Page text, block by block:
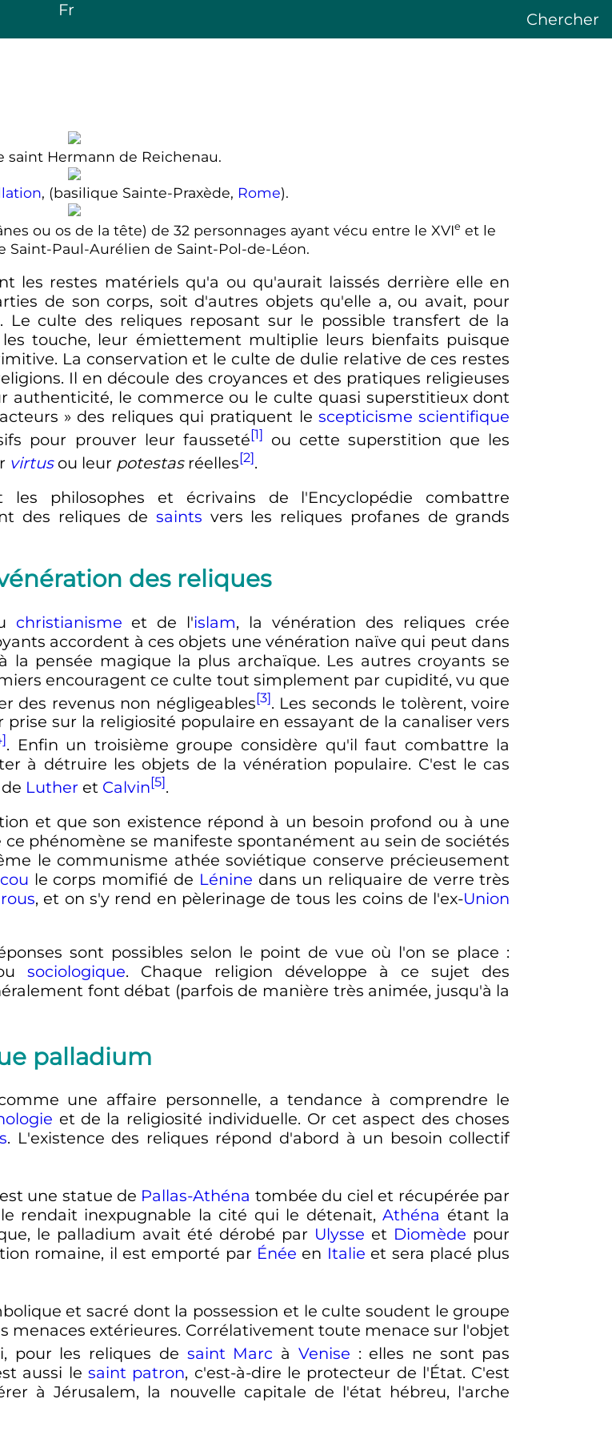
Fr Chercher
saint Hermann de Reichenau.
, (basilique Sainte-Praxède, Rome).
ou os de la tête) de 32 personnages ayant vécu entre le XVIe et le
Saint-Paul-Aurélien de Saint-Pol-de-Léon.
les restes matériels qu'a ou qu'aurait laissés derrière elle en
de son corps, soit d'autres objets qu'elle a, ou avait, pour
Le culte des reliques reposant sur le possible transfert de la
touche, leur émiettement multiplie leurs bienfaits puisque
La conservation et le culte de dulie relative de ces restes
Il en découle des croyances et des pratiques religieuses
authenticité, le commerce ou le culte quasi superstitieux dont
» des reliques qui pratiquent lescepticisme scientifique
pour prouver leur fausseté[1] ou cette superstition que les
virtusou leur potestasréelles[2].
philosophes et écrivains de l'Encyclopédie combattre
des reliques de saints vers les reliques profanes de grands
des reliques
christianisme et de l'islam, la vénération des reliques crée
accordent à ces objets une vénération naïve qui peut dans
la pensée magique la plus archaïque. Les autres croyants se
encouragent ce culte tout simplement par cupidité, vu que
des revenus non négligeables[3]. Les seconds le tolèrent, voire
sur la religiosité populaire en essayant de la canaliser vers
. Enfin un troisième groupe considère qu'il faut combattre la
à détruire les objets de la vénération populaire. C'est le cas
Luther et Calvin[5].
et que son existence répond à un besoin profond ou à une
phénomène se manifeste spontanément au sein de sociétés
le communisme athée soviétique conserve précieusement
le corps momifié de Lénine dans un reliquaire de verre très
, et on s'y rend en pèlerinage de tous les coins de l'ex-Union
sont possibles selon le point de vue où l'on se place :
sociologique. Chaque religion développe à ce sujet des
font débat (parfois de manière très animée, jusqu'à la
palladium
une affaire personnelle, a tendance à comprendre le
et de la religiosité individuelle. Or cet aspect des choses
. L'existence des reliques répond d'abord à un besoin collectif
une statue de Pallas-Athéna tombée du ciel et récupérée par
rendait inexpugnable la cité qui le détenait,Athéna étant la
le palladium avait été dérobé par Ulysse et Diomède pour
romaine, il est emporté par Énée en Italie et sera placé plus
et sacré dont la possession et le culte soudent le groupe
menaces extérieures. Corrélativement toute menace sur l'objet
pour les reliques de saint Marc à Venise : elles ne sont pas
aussi lesaint patron, c'est-à-dire le protecteur de l'État. C'est
à Jérusalem, la nouvelle capitale de l'état hébreu, l'arche